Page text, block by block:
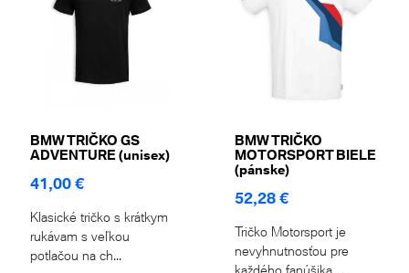
BMW TRIČKO GS
ADVENTURE (unisex)
41,00 €
Klasické tričko s krátkym
rukávam s veľkou
potlačou na ch...
BMW TRIČKO
MOTORSPORT BIELE
(pánske)
52,28 €
Tričko Motorsport je
nevyhnutnosťou pre
každého fanúšika ...